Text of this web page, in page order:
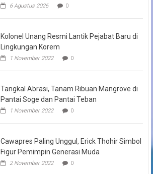
6 Agustus 2026 0
Kolonel Unang Resmi Lantik Pejabat Baru di
Lingkungan Korem
1 November 2022 0
Tangkal Abrasi, Tanam Ribuan Mangrove di
Pantai Soge dan Pantai Teban
1 November 2022 0
Cawapres Paling Unggul, Erick Thohir Simbol
Figur Pemimpin Generasi Muda
2 November 2022 0